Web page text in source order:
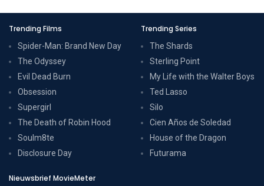
Trending Films
Spider-Man: Brand New Day
The Odyssey
Evil Dead Burn
Obsession
Supergirl
The Death of Robin Hood
Soulm8te
Disclosure Day
Trending Series
The Shards
Sterling Point
My Life with the Walter Boys
Ted Lasso
Silo
Cien Años de Soledad
House of the Dragon
Futurama
Nieuwsbrief MovieMeter